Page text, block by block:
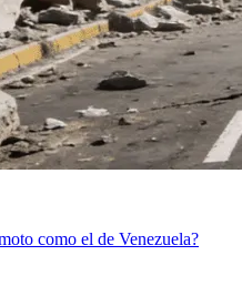
como el de Venezuela?